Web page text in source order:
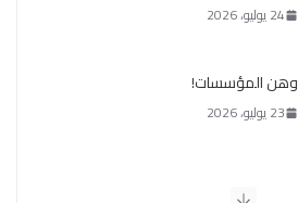
24 يوليو، 2026
وهن المؤسسات!
23 يوليو، 2026